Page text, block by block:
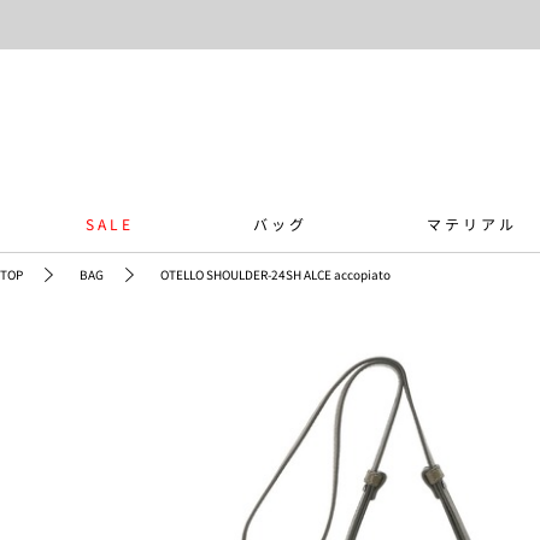
SALE バッグ マテリアル
TOP BAG OTELLO SHOULDER-24SH ALCE accopiato